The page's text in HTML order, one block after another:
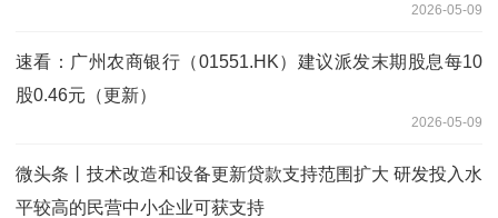
2026-05-09
速看：广州农商银行（01551.HK）建议派发末期股息每10
股0.46元（更新）
2026-05-09
微头条丨技术改造和设备更新贷款支持范围扩大 研发投入水
平较高的民营中小企业可获支持